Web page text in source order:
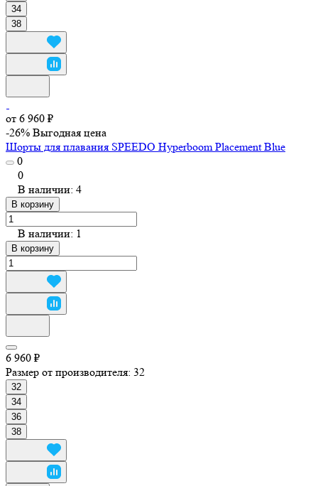
34
38
от 6 960 ₽
-26% Выгодная цена
Шорты для плавания SPEEDO Hyperboom Placement Blue
0
0
В наличии: 4
В корзину
В наличии: 1
В корзину
6 960 ₽
Размер от производителя: 32
32
34
36
38